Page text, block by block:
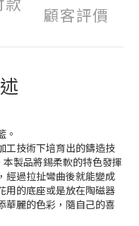
顧客評價
。
工技術下培育出的鑄造技
製品將錫柔軟的特色發揮
經過拉扯彎曲後就能變成
用的底座或是放在陶磁器
華麗的色彩，隨自己的喜